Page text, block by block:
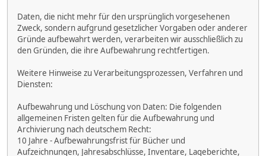
Daten, die nicht mehr für den ursprünglich vorgesehenen
Zweck, sondern aufgrund gesetzlicher Vorgaben oder anderer
Gründe aufbewahrt werden, verarbeiten wir ausschließlich zu
den Gründen, die ihre Aufbewahrung rechtfertigen.
Weitere Hinweise zu Verarbeitungsprozessen, Verfahren und
Diensten:
Aufbewahrung und Löschung von Daten: Die folgenden
allgemeinen Fristen gelten für die Aufbewahrung und
Archivierung nach deutschem Recht:
10 Jahre - Aufbewahrungsfrist für Bücher und
Aufzeichnungen, Jahresabschlüsse, Inventare, Lageberichte,